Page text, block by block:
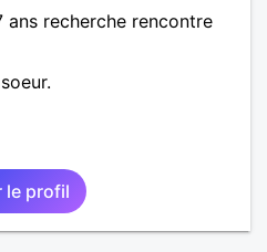
ans recherche rencontre
le profil